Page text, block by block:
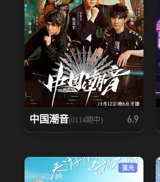
中国潮音(0114期中) 6.9
蓝光